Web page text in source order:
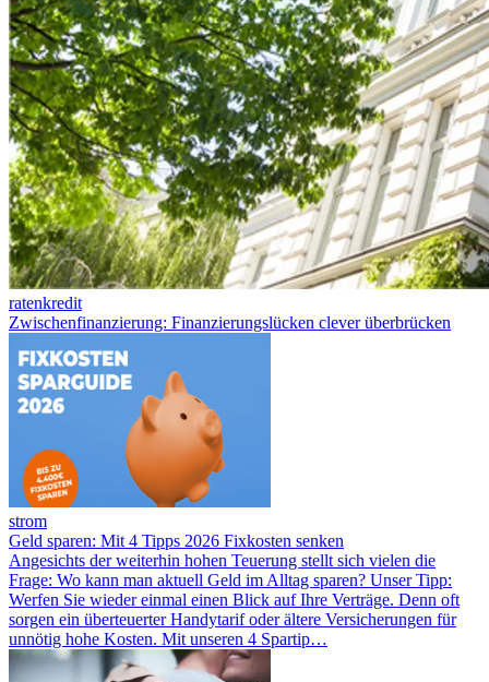
ratenkredit
Zwischenfinanzierung: Finanzierungslücken clever überbrücken
strom
Geld sparen: Mit 4 Tipps 2026 Fixkosten senken
Angesichts der weiterhin hohen Teuerung stellt sich vielen die
Frage: Wo kann man aktuell Geld im Alltag sparen? Unser Tipp:
Werfen Sie wieder einmal einen Blick auf Ihre Verträge. Denn oft
sorgen ein überteuerter Handytarif oder ältere Versicherungen für
unnötig hohe Kosten. Mit unseren 4 Spartip…